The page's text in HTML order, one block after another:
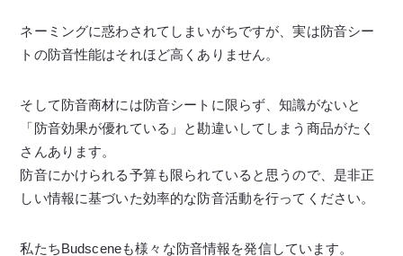
ネーミングに惑わされてしまいがちですが、実は防音シー
トの防音性能はそれほど高くありません。
そして防音商材には防音シートに限らず、知識がないと
「防音効果が優れている」と勘違いしてしまう商品がたく
さんあります。
防音にかけられる予算も限られていると思うので、是非正
しい情報に基づいた効率的な防音活動を行ってください。
私たちBudsceneも様々な防音情報を発信しています。